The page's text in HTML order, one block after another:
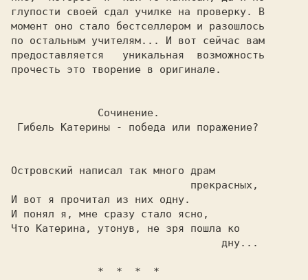
глупости своей сдал училке на проверку. В
момент оно стало бестселлером и разошлось
по остальным учителям... И вот сейчас вам
предоставляется   уникальная  возможность
прочесть это творение в оригинале.
              Сочинение.
Гибель Катерины - победа или поражение?
Островский написал так много драм
И вот я прочитал из них одну.
Что Катерина, утонув, не зря пошла ко
              *  *  *  *